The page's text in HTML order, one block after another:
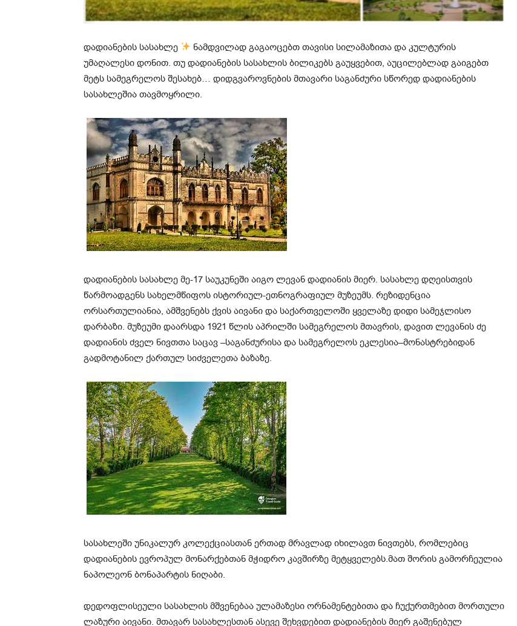
დადიანების სასახლე
ნამდვილად გაგაოცებთ თავისი სილამაზითა და კულტურის
უმაღალესი დონით. თუ დადიანების სასახლის ბილიკებს გაუყვებით, აუცილებლად გაიგებთ
მეტს სამეგრელოს შესახებ… დიდგვაროვნების მთავარი საგანძური სწორედ დადიანების
სასახლეშია თავმოყრილი.
დადიანების სასახლე მე-17 საუკუნეში აიგო ლევან დადიანის მიერ. სასახლე დღეისთვის
წარმოადგენს სახელმწიფოს ისტორიულ-ეთნოგრაფიულ მუზეუმს. რეზიდენცია
ორსართულიანია, ამშვენებს ქვის აივანი და საქართველოში ყველაზე დიდი სამეჯლისო
დარბაზი. მუზეუმი დაარსდა 1921 წლის აპრილში სამეგრელოს მთავრის, დავით ლევანის ძე
დადიანის ძველ ნივთთა საცავ –საგანძურისა და სამეგრელოს ეკლესია–მონასტრებიდან
გადმოტანილ ქართულ სიძველეთა ბაზაზე.
სასახლეში უნიკალურ კოლექციასთან ერთად მრავლად იხილავთ ნივთებს, რომლებიც
დადიანების ევროპულ მონარქებთან მჭიდრო კავშირზე მეტყველებს.მათ შორის გამორჩეულია
ნაპოლეონ ბონაპარტის ნიღაბი.
დედოფლისეული სასახლის მშვენებაა ულამაზესი ორნამენტებითა და ჩუქურთმებით მორთული
ლაზური აივანი. მთავარ სასახლესთან ასევე შეხვდებით დადიანების მიერ გაშენებულ